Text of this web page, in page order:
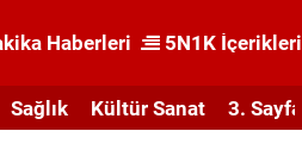
Haberleri 5N1K İçerikleri
Sağlık Kültür Sanat 3. Sayfa